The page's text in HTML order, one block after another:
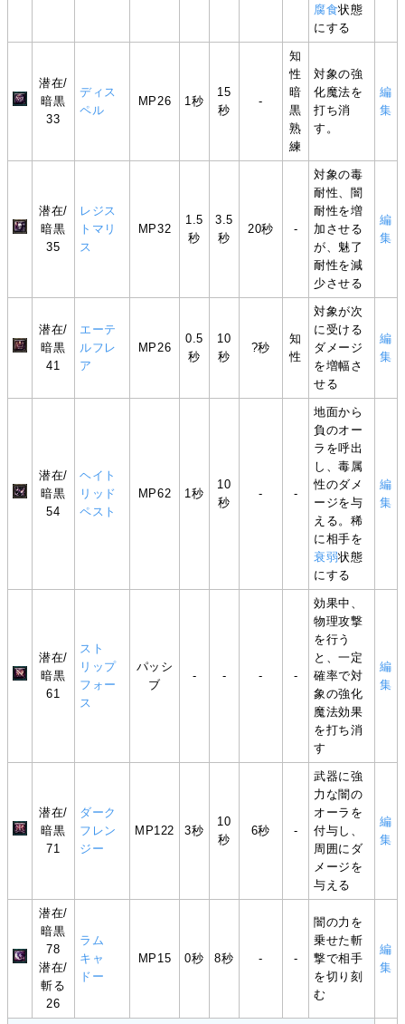
腐食状態
にする
潜在/
暗黒
33
ディス
ペル
MP26 1秒
15
秒
-
知
性
暗
黒
熟
練
対象の強
化魔法を
打ち消
す。
編
集
潜在/
暗黒
35
レジス
トマリ
ス
MP32
1.5
秒
3.5
秒
20秒 -
対象の毒
耐性、闇
耐性を増
加させる
が、魅了
耐性を減
少させる
編
集
潜在/
暗黒
41
エーテ
ルフレ
ア
MP26
0.5
秒
10
秒
?秒
知
性
対象が次
に受ける
ダメージ
を増幅さ
せる
編
集
潜在/
暗黒
54
ヘイト
リッド
ペスト
MP62 1秒
10
秒
- -
地面から
負のオー
ラを呼出
し、毒属
性のダメ
ージを与
える。稀
に相手を
衰弱状態
にする
編
集
潜在/
暗黒
61
スト
リップ
フォー
ス
パッシ
ブ
- - - -
効果中、
物理攻撃
を行う
と、一定
確率で対
象の強化
魔法効果
を打ち消
す
編
集
潜在/
暗黒
71
ダーク
フレン
ジー
MP122 3秒
10
秒
6秒 -
武器に強
力な闇の
オーラを
付与し、
周囲にダ
メージを
与える
編
集
潜在/
暗黒
78
潜在/
斬る
26
ラム
キャ
ドー
MP15 0秒 8秒 - -
闇の力を
乗せた斬
撃で相手
を切り刻
む
編
集